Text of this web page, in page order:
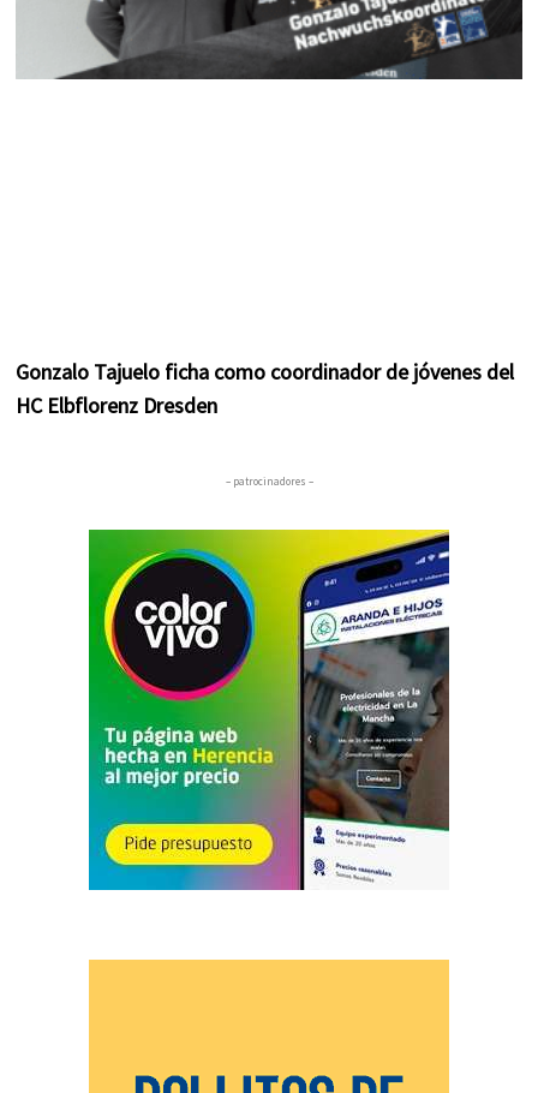
Gonzalo Tajuelo ficha como coordinador de jóvenes del
HC Elbflorenz Dresden
– patrocinadores –